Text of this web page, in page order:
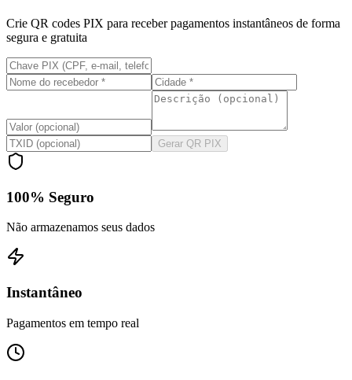
Crie QR codes PIX para receber pagamentos instantâneos de forma
segura e gratuita
Gerar QR PIX
100% Seguro
Não armazenamos seus dados
Instantâneo
Pagamentos em tempo real